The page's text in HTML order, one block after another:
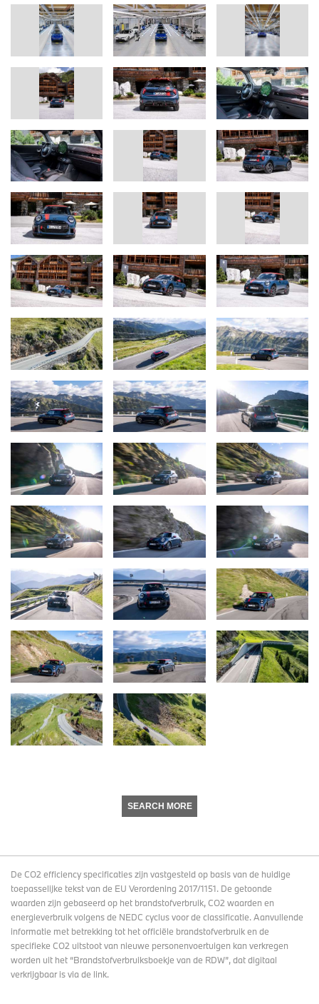
SEARCH MORE
De CO2 efficiency specificaties zijn vastgesteld op basis van de huidige
toepasselijke tekst van de EU Verordening 2017/1151. De getoonde
waarden zijn gebaseerd op het brandstofverbruik, CO2 waarden en
energieverbruik volgens de NEDC cyclus voor de classificatie. Aanvullende
informatie met betrekking tot het officiële brandstofverbruik en de
specifieke CO2 uitstoot van nieuwe personenvoertuigen kan verkregen
worden uit het “Brandstofverbruiksboekje van de RDW”, dat digitaal
verkrijgbaaris via de link.